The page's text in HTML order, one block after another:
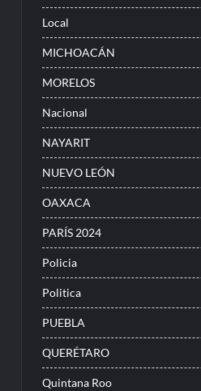
Local
MICHOACÁN
MORELOS
Nacional
NAYARIT
NUEVO LEÓN
OAXACA
PARÍS 2024
Policia
Politica
PUEBLA
QUERÉTARO
Quintana Roo